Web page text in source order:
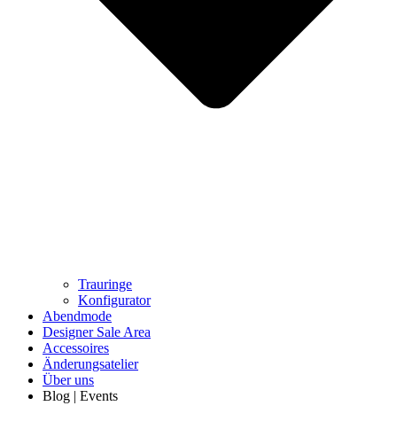
Trauringe
Konfigurator
Abendmode
Designer Sale Area
Accessoires
Änderungsatelier
Über uns
Blog | Events